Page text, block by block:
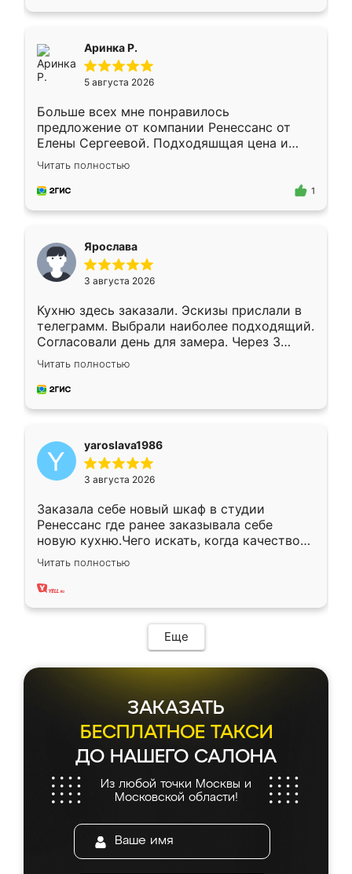
Аринка Р.
5 августа 2026
Больше всех мне понравилось
предложение от компании Ренессанс от
Елены Сергеевой. Подходяшщая цена и
короткие сроки изготовления. Приехавший
для замера сотрудник Владислав
предложил по моему эскизу самый
Читать полностью
1
Ярослава
3 августа 2026
Кухню здесь заказали. Эскизы прислали в
телеграмм. Выбрали наиболее подходящий.
Согласовали день для замера. Через 3
недели кухня была уже готова. Остались
довольны работой. Спасибо Ренессанс
мебель за качественную работу!
Читать полностью
yaroslava1986
3 августа 2026
Заказала себе новый шкаф в студии
Ренессанс где ранее заказывала себе
новую кухню.Чего искать, когда качеством
вполне довольна. Служит кухня уже почти
два года, нареканий нет.
Читать полностью
Еще
ЗАКАЗАТЬ
БЕСПЛАТНОЕ ТАКСИ
ДО НАШЕГО САЛОНА
Из любой точки Москвы и
Московской области!